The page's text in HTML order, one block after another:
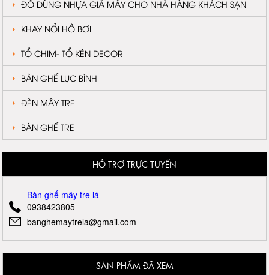
ĐỒ DÙNG NHỰA GIẢ MÂY CHO NHÀ HÀNG KHÁCH SẠN
KHAY NỔI HỒ BƠI
TỔ CHIM- TỔ KÉN DECOR
BÀN GHẾ LỤC BÌNH
ĐÈN MÂY TRE
BÀN GHẾ TRE
HỖ TRỢ TRỰC TUYẾN
Bàn ghế mây tre lá
0938423805
banghemaytrela@gmail.com
SẢN PHẨM ĐÃ XEM